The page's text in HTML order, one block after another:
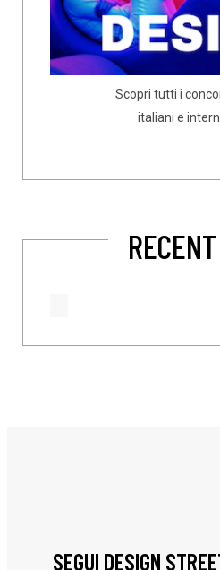
Scopri tutti i
italiani e
SEGUI DESIGN